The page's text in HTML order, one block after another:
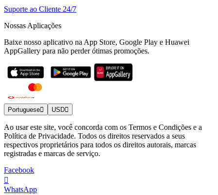
Suporte ao Cliente 24/7
Nossas Aplicações
Baixe nosso aplicativo na App Store, Google Play e Huawei
AppGallery para não perder ótimas promoções.
Portuguese USD
Ao usar este site, você concorda com os Termos e Condições e a
Política de Privacidade. Todos os direitos reservados a seus
respectivos proprietários para todos os direitos autorais, marcas
registradas e marcas de serviço.
Facebook
WhatsApp